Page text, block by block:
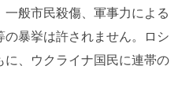
般市民殺傷、軍事力による
暴挙は許されません。ロシ
に、ウクライナ国民に連帯の